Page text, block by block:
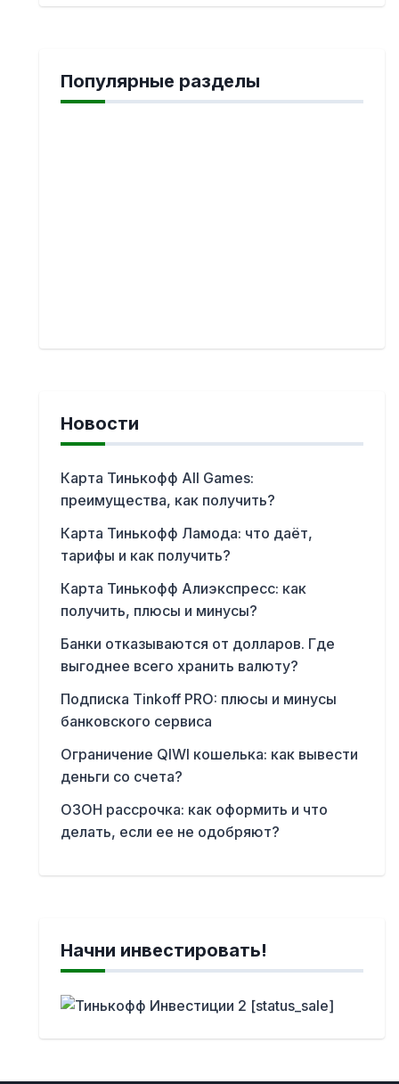
Популярные разделы
Новости
Карта Тинькофф All Games:
преимущества, как получить?
Карта Тинькофф Ламода: что даёт,
тарифы и как получить?
Карта Тинькофф Алиэкспресс: как
получить, плюсы и минусы?
Банки отказываются от долларов. Где
выгоднее всего хранить валюту?
Подписка Tinkoff PRO: плюсы и минусы
банковского сервиса
Ограничение QIWI кошелька: как вывести
деньги со счета?
ОЗОН рассрочка: как оформить и что
делать, если ее не одобряют?
Начни инвестировать!